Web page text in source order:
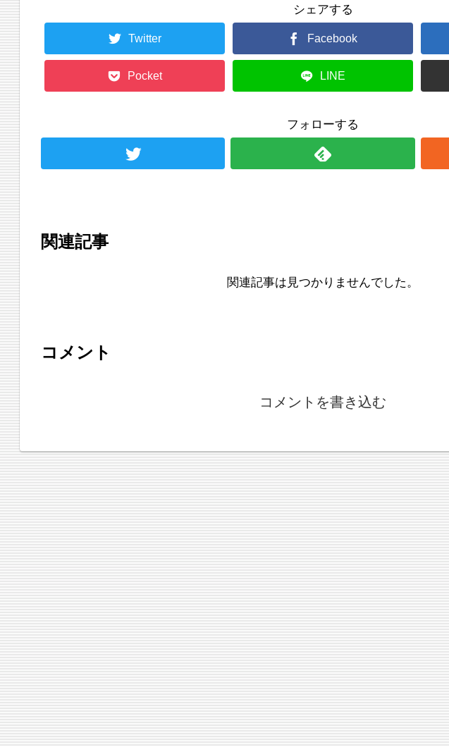
シェアする
Twitter Facebook
Pocket LINE
フォローする
関連記事
関連記事は見つかりませんでした。
コメント
コメントを書き込む